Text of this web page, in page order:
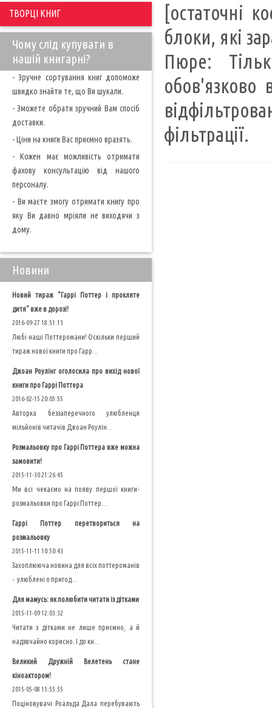
[остаточні
блоки, які
Пюре:
обов'язково
фільтрації.
ТВОРЦІ КНИГ
Чому слід купувати в
нашій книгарні?
- Зручне сортування книг допоможе
швидко знайти те, що Ви шукали.
- Зможете обрати зручний Вам спосіб
доставки.
- Ціни на книги Вас приємно вразять.
- Кожен має можливість отримати
фахову консультацію від нашого
персоналу.
- Ви маєте змогу отримати книгу про
яку Ви давно мріяли не виходячи з
дому.
Новини
Новий тираж "Гаррі Поттер і прокляте
дитя" вже в дорозі!
2016-09-27 18:51:13
Любі наші Поттеромани! Оскільки перший
тираж нової книги про Гарр...
Джоан Роулінг оголосила про вихід нової
книги про Гаррі Поттера
2016-02-15 20:05:55
Авторка беззаперечного улюбленця
мільйонів читачів Джоан Роулін...
Розмальовку про Гаррі Поттера вже можна
замовити!
2015-11-30 21:26:45
Ми всі чекаємо на появу першої книги-
розмальовки про Гаррі Поттер...
Гаррі Поттер перетвориться на
розмальовку
2015-11-11 10:50:43
Захоплююча новина для всіх поттероманів
- улюблені о пригод...
Для мамусь: як полюбити читати із дітками
2015-11-09 12:03:32
Читати з дітками не лише приємно, а й
надзвчайно корисно. І до кн...
Великий Дружній Велетень стане
кіноактором!
2015-05-08 15:55:55
Поціновувачі Роальда Дала перебувають